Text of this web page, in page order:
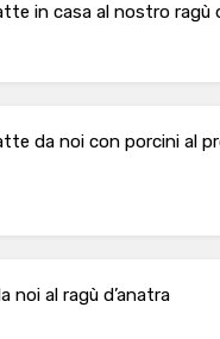
in casa al nostro ragù
da noi con porcini al
noi al ragù d’anatra